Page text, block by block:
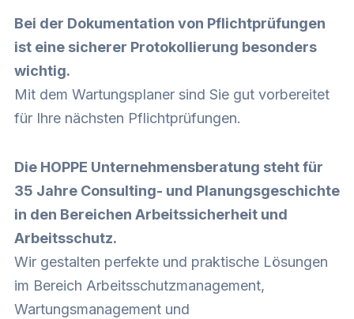
Bei der Dokumentation von Pflichtprüfungen
ist eine sicherer Protokollierung besonders
wichtig.
Mit dem Wartungsplaner sind Sie gut vorbereitet
für Ihre nächsten Pflichtprüfungen.
Die HOPPE Unternehmensberatung steht für
35 Jahre Consulting- und Planungsgeschichte
in den Bereichen Arbeitssicherheit und
Arbeitsschutz.
Wir gestalten perfekte und praktische Lösungen
im Bereich Arbeitsschutzmanagement,
Wartungsmanagement und